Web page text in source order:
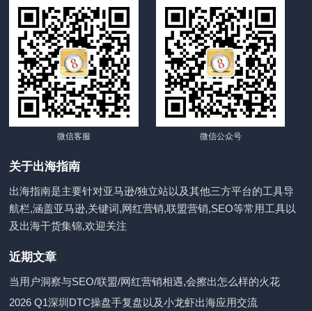
微信客服 微信公众号
关于出海指南
出海指南是主要针对亚马逊/独立站以及其他三方平台的工具导
航栏,涵盖亚马逊,关键词,网红营销,联盟营销,SEO等常用工具以
及出海干货集锦,欢迎关注
近期文章
当用户洞察与SEO/联盟/网红营销相遇,会擦出怎么样的火花
2026 Q1深圳DTC操盘手复盘以及小龙虾出海应用交流